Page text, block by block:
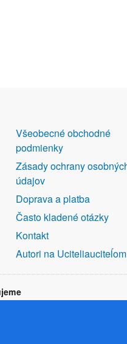
DALŠÍ
ODKAZY
Všeobecné obchodné
podmienky
Zásady ochrany
údajov
Doprava a platba
Často kladené otázky
Kontakt
Autori na